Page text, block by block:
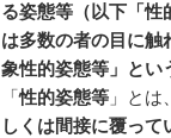
る姿態等（以下「性
は多数の者の目に触
象性的姿態等」とい
「性的姿態等 」とは
しくは間接に覆って